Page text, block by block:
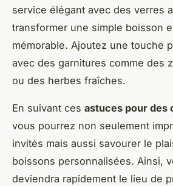
service élégant avec des verres
transformer une simple boisson
mémorable. Ajoutez une touche
avec des garnitures comme des
ou des herbes fraîches.
En suivant ces astuces pour des
vous pourrez non seulement
invités mais aussi savourer le
boissons personnalisées. Ainsi,
deviendra rapidement le lieu de